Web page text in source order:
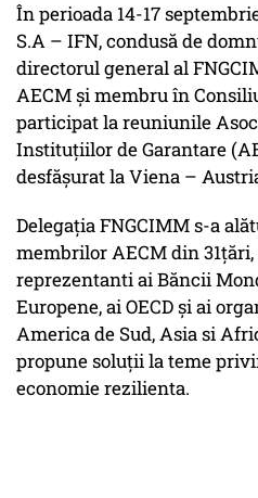
În perioada 14-17
S.A – IFN, condusă de
directorul general al
AECM și membru în
participat la reuniunile
Instituțiilor de Garantare
desfășurat la Viena –
Delegația FNGCIMM s-a
membrilor AECM din
reprezentanti ai Băncii
Europene, ai OECD și ai
America de Sud, Asia si
propune soluții la teme
economie rezilienta.